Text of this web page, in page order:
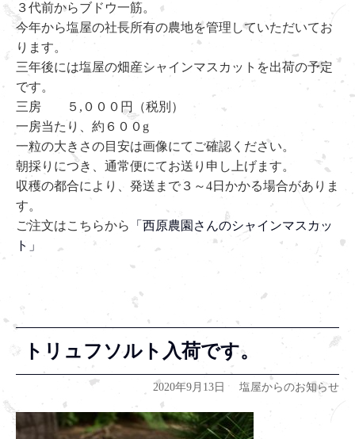
３代前からブドウ一筋。
今年から塩屋の社長所有の農地を管理していただいてお
ります。
三年後には塩屋の畑産シャインマスカットを出荷の予定
です。
三房 ５,０００円（税別）
一房当たり、約６００g
一粒の大きさの目安は画像にてご確認ください。
朝採りにつき、通常便にてお送り申し上げます。
収穫の都合により、発送まで３～4日かかる場合がありま
す。
ご注文はこちらから
「西原農園さんのシャインマスカッ
ト」
トリュフソルト入荷です。
2020年9月13日 塩屋からのお知らせ